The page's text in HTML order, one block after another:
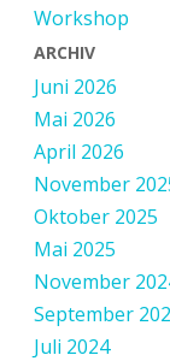
Workshop
ARCHIV
Juni 2026
Mai 2026
April 2026
November
Oktober 2025
Mai 2025
November
September
Juli 2024